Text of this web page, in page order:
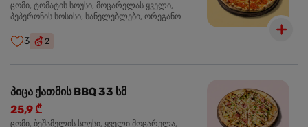
ცომი, ტომატის სოუსი, მოცარელას ყველი,
პეპერონის სოსისი, სანელებლები, ორეგანო
3 2
პიცა ქათმის BBQ 33 სმ
25,9 ₾
ცომი, ბეშამელის სოუსი, ყველი მოცარელა,